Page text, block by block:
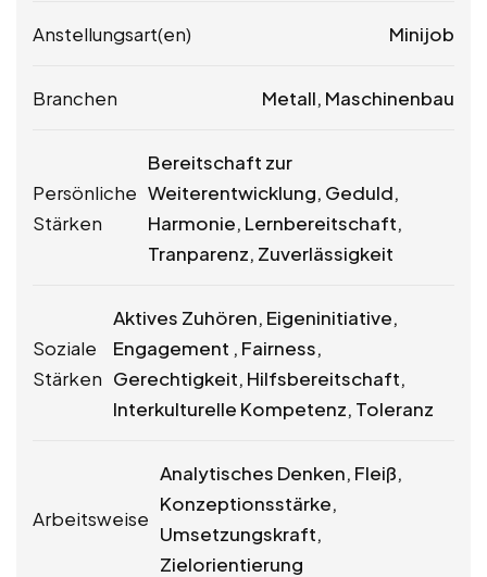
Anstellungsart(en) Minijob
Branchen Metall, Maschinenbau
Persönliche
Stärken
Bereitschaft zur
Weiterentwicklung, Geduld,
Harmonie, Lernbereitschaft,
Tranparenz, Zuverlässigkeit
Soziale
Stärken
Aktives Zuhören, Eigeninitiative,
Engagement , Fairness,
Gerechtigkeit, Hilfsbereitschaft,
Interkulturelle Kompetenz, Toleranz
Arbeitsweise
Analytisches Denken, Fleiß,
Konzeptionsstärke,
Umsetzungskraft,
Zielorientierung